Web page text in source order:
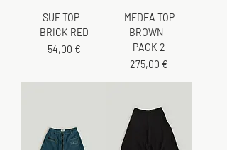
SUE TOP -
BRICK RED
Cena
54,00 €
MEDEA TOP
BROWN -
PACK 2
Cena
275,00 €